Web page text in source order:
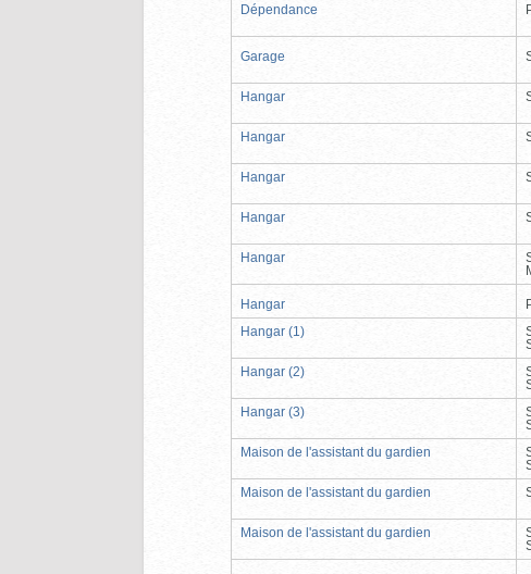
Dépendance
Garage
Hangar
Hangar
Hangar
Hangar
Hangar
Hangar
Hangar (1)
Hangar (2)
Hangar (3)
Maison de l'assistant du gardien
Maison de l'assistant du gardien
Maison de l'assistant du gardien